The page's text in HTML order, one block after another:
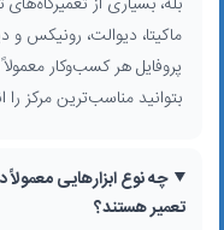
حتی مشاوره نگهداری صحیح
و کارگاه‌های پرمصرف اهمیت
با استفاده از فیلترهای
فعالیت شغلی و گزینه
در جاده دماوند برای شرق
فروشگاه‌های ابزار پرفروش
ماکیتا، دیوالت، رونیکس و
پروفایل هر کسب‌وکار
بتوانید مناسب‌ترین مرکز را
چه نوع ابزارهایی معمولاً
تعمیر هستند؟